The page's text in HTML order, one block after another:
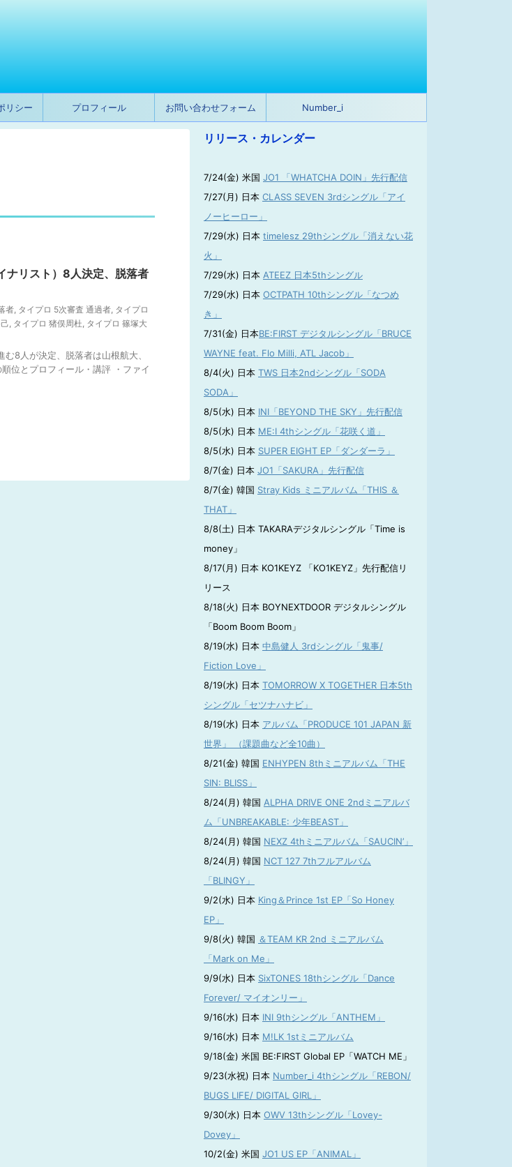
リシー プロフィール お問い合わせフォーム Number_i
ナリスト）8人決定、脱落者
者, タイプロ 5次審査 通過者, タイプロ
, タイプロ 猪俣周杜, タイプロ 篠塚大
8人が決定、脱落者は山根航大、
位とプロフィール・講評 ・ファイ
リリース・カレンダー
7/24(金) 米国 JO1 「WHATCHA DOIN」先行配信
7/27(月) 日本 CLASS SEVEN 3rdシングル「アイ
ノーヒーロー」
7/29(水) 日本 timelesz 29thシングル「消えない花
火」
7/29(水) 日本 ATEEZ 日本5thシングル
7/29(水) 日本 OCTPATH 10thシングル「なつめ
き」
7/31(金) 日本BE:FIRST デジタルシングル「BRUCE
WAYNE feat. Flo Milli, ATL Jacob」
8/4(火) 日本 TWS 日本2ndシングル「SODA
SODA」
8/5(水) 日本 INI「BEYOND THE SKY」先行配信
8/5(水) 日本 ME:I 4thシングル「花咲く道」
8/5(水) 日本 SUPER EIGHT EP「ダンダーラ」
8/7(金) 日本 JO1「SAKURA」先行配信
8/7(金) 韓国 Stray Kids ミニアルバム「THIS ＆
THAT」
8/8(土) 日本 TAKARAデジタルシングル「Time is
money」
8/17(月) 日本 KO1KEYZ 「KO1KEYZ」先行配信リ
リース
8/18(火) 日本 BOYNEXTDOOR デジタルシングル
「Boom Boom Boom」
8/19(水) 日本 中島健人 3rdシングル「鬼事/
Fiction Love」
8/19(水) 日本 TOMORROW X TOGETHER 日本5th
シングル「セツナハナビ」
8/19(水) 日本 アルバム「PRODUCE 101 JAPAN 新
世界」 （課題曲など全10曲）
8/21(金) 韓国 ENHYPEN 8thミニアルバム「THE
SIN: BLISS」
8/24(月) 韓国 ALPHA DRIVE ONE 2ndミニアルバ
ム「UNBREAKABLE: 少年BEAST」
8/24(月) 韓国 NEXZ 4thミニアルバム「SAUCIN’」
8/24(月) 韓国 NCT 127 7thフルアルバム
「BLINGY」
9/2(水) 日本 King＆Prince 1st EP「So Honey
EP」
9/8(火) 韓国 ＆TEAM KR 2nd ミニアルバム
「Mark on Me」
9/9(水) 日本 SixTONES 18thシングル「Dance
Forever/ マイオンリー」
9/16(水) 日本 INI 9thシングル「ANTHEM」
9/16(水) 日本 M!LK 1stミニアルバム
9/18(金) 米国 BE:FIRST Global EP「WATCH ME」
9/23(水祝) 日本 Number_i 4thシングル「REBON/
BUGS LIFE/ DIGITAL GIRL」
9/30(水) 日本 OWV 13thシングル「Lovey-
Dovey」
10/2(金) 米国 JO1 US EP「ANIMAL」